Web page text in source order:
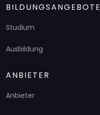
BILDUNGSANGEBOTE
Studium
Ausbildung
ANBIETER
Anbieter